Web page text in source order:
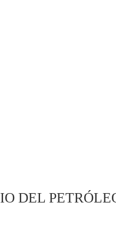
DEL